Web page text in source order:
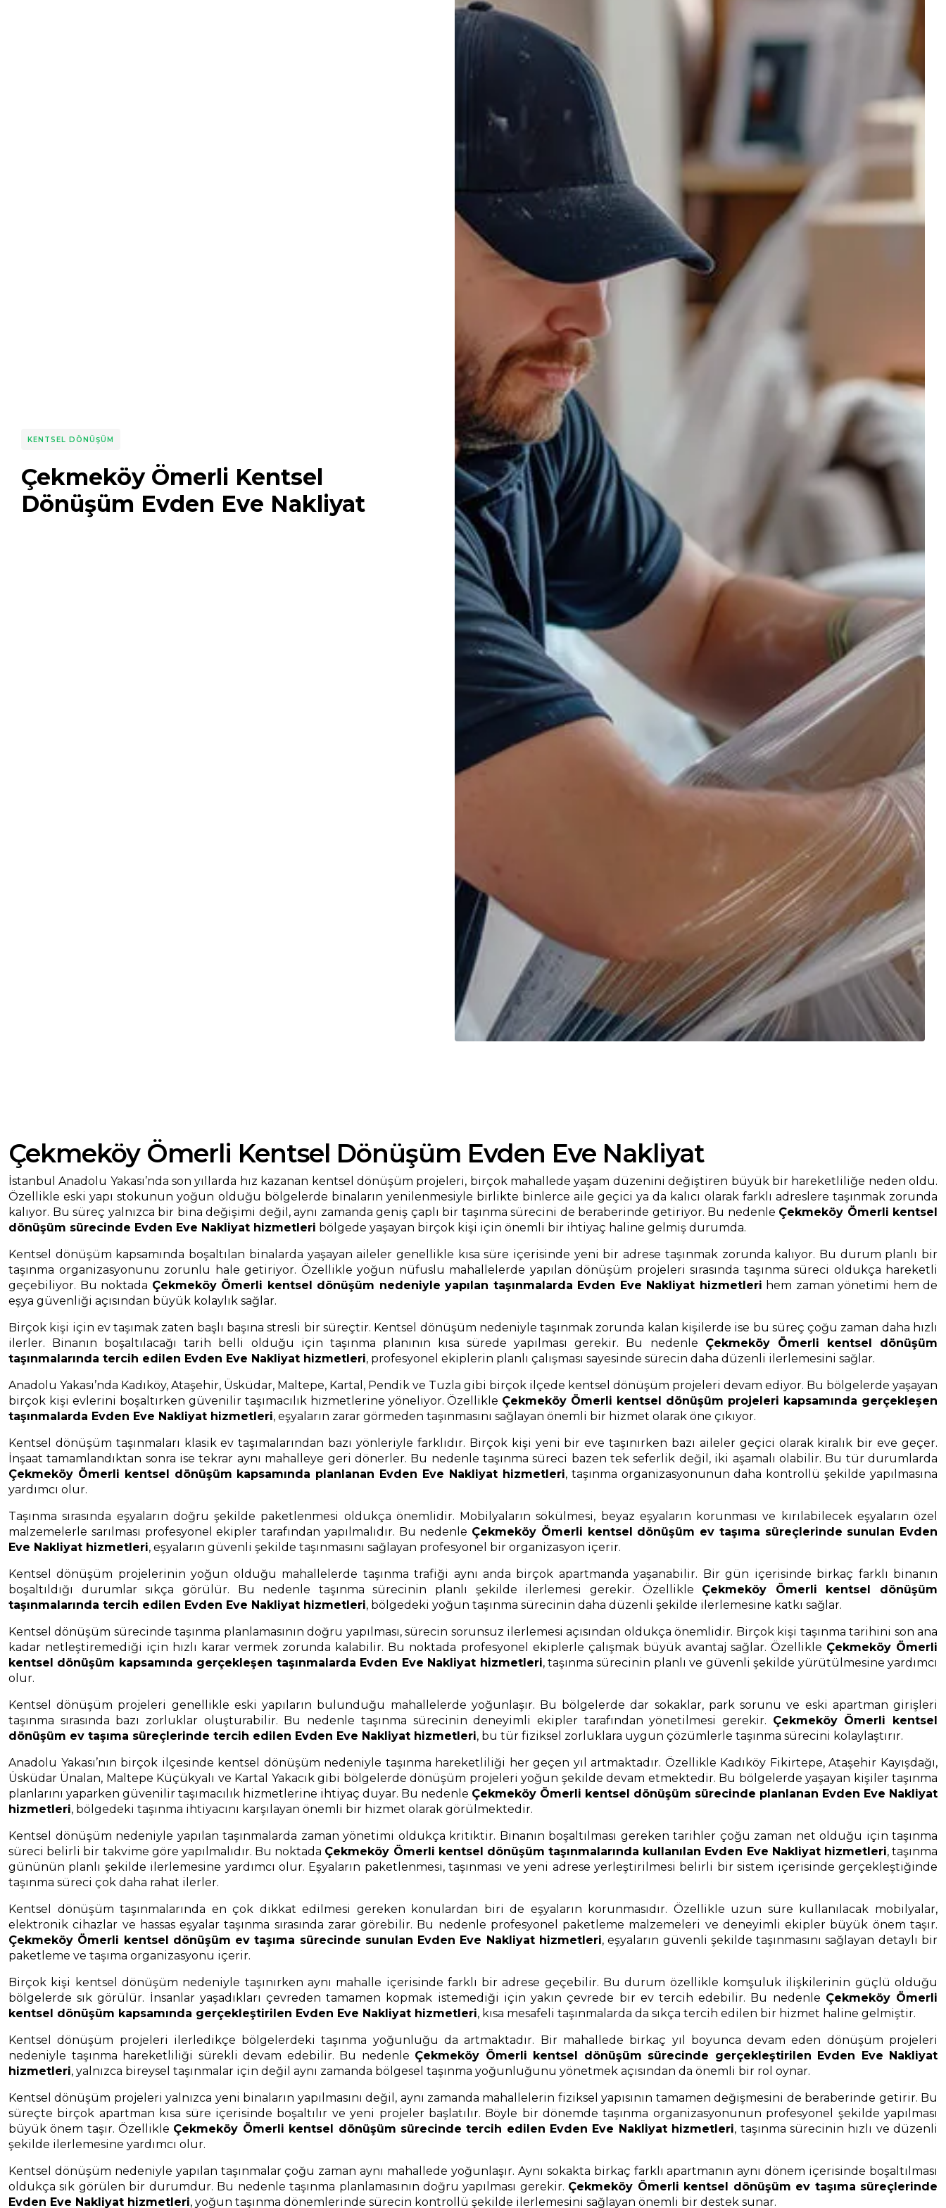
KENTSEL DÖNÜŞÜM
Çekmeköy Ömerli Kentsel
Dönüşüm Evden Eve Nakliyat
Çekmeköy Ömerli Kentsel Dönüşüm Evden Eve Nakliyat
İstanbul Anadolu Yakası’nda son yıllarda hız kazanan kentsel dönüşüm projeleri, birçok mahallede yaşam düzenini değiştiren büyük bir hareketliliğe neden oldu.
Özellikle eski yapı stokunun yoğun olduğu bölgelerde binaların yenilenmesiyle birlikte binlerce aile geçici ya da kalıcı olarak farklı adreslere taşınmak zorunda
kalıyor. Bu süreç yalnızca bir bina değişimi değil, aynı zamanda geniş çaplı bir taşınma sürecini de beraberinde getiriyor. Bu nedenle Çekmeköy Ömerli kentsel
dönüşüm sürecinde Evden Eve Nakliyat hizmetleri bölgede yaşayan birçok kişi için önemli bir ihtiyaç haline gelmiş durumda.
Kentsel dönüşüm kapsamında boşaltılan binalarda yaşayan aileler genellikle kısa süre içerisinde yeni bir adrese taşınmak zorunda kalıyor. Bu durum planlı bir
taşınma organizasyonunu zorunlu hale getiriyor. Özellikle yoğun nüfuslu mahallelerde yapılan dönüşüm projeleri sırasında taşınma süreci oldukça hareketli
geçebiliyor. Bu noktada Çekmeköy Ömerli kentsel dönüşüm nedeniyle yapılan taşınmalarda Evden Eve Nakliyat hizmetleri hem zaman yönetimi hem de
eşya güvenliği açısından büyük kolaylık sağlar.
Birçok kişi için ev taşımak zaten başlı başına stresli bir süreçtir. Kentsel dönüşüm nedeniyle taşınmak zorunda kalan kişilerde ise bu süreç çoğu zaman daha hızlı
ilerler. Binanın boşaltılacağı tarih belli olduğu için taşınma planının kısa sürede yapılması gerekir. Bu nedenle Çekmeköy Ömerli kentsel dönüşüm
taşınmalarında tercih edilen Evden Eve Nakliyat hizmetleri, profesyonel ekiplerin planlı çalışması sayesinde sürecin daha düzenli ilerlemesini sağlar.
Anadolu Yakası’nda Kadıköy, Ataşehir, Üsküdar, Maltepe, Kartal, Pendik ve Tuzla gibi birçok ilçede kentsel dönüşüm projeleri devam ediyor. Bu bölgelerde yaşayan
birçok kişi evlerini boşaltırken güvenilir taşımacılık hizmetlerine yöneliyor. Özellikle Çekmeköy Ömerli kentsel dönüşüm projeleri kapsamında gerçekleşen
taşınmalarda Evden Eve Nakliyat hizmetleri, eşyaların zarar görmeden taşınmasını sağlayan önemli bir hizmet olarak öne çıkıyor.
Kentsel dönüşüm taşınmaları klasik ev taşımalarından bazı yönleriyle farklıdır. Birçok kişi yeni bir eve taşınırken bazı aileler geçici olarak kiralık bir eve geçer.
İnşaat tamamlandıktan sonra ise tekrar aynı mahalleye geri dönerler. Bu nedenle taşınma süreci bazen tek seferlik değil, iki aşamalı olabilir. Bu tür durumlarda
Çekmeköy Ömerli kentsel dönüşüm kapsamında planlanan Evden Eve Nakliyat hizmetleri, taşınma organizasyonunun daha kontrollü şekilde yapılmasına
yardımcı olur.
Taşınma sırasında eşyaların doğru şekilde paketlenmesi oldukça önemlidir. Mobilyaların sökülmesi, beyaz eşyaların korunması ve kırılabilecek eşyaların özel
malzemelerle sarılması profesyonel ekipler tarafından yapılmalıdır. Bu nedenle Çekmeköy Ömerli kentsel dönüşüm ev taşıma süreçlerinde sunulan Evden
Eve Nakliyat hizmetleri, eşyaların güvenli şekilde taşınmasını sağlayan profesyonel bir organizasyon içerir.
Kentsel dönüşüm projelerinin yoğun olduğu mahallelerde taşınma trafiği aynı anda birçok apartmanda yaşanabilir. Bir gün içerisinde birkaç farklı binanın
boşaltıldığı durumlar sıkça görülür. Bu nedenle taşınma sürecinin planlı şekilde ilerlemesi gerekir. Özellikle Çekmeköy Ömerli kentsel dönüşüm
taşınmalarında tercih edilen Evden Eve Nakliyat hizmetleri, bölgedeki yoğun taşınma sürecinin daha düzenli şekilde ilerlemesine katkı sağlar.
Kentsel dönüşüm sürecinde taşınma planlamasının doğru yapılması, sürecin sorunsuz ilerlemesi açısından oldukça önemlidir. Birçok kişi taşınma tarihini son ana
kadar netleştiremediği için hızlı karar vermek zorunda kalabilir. Bu noktada profesyonel ekiplerle çalışmak büyük avantaj sağlar. Özellikle Çekmeköy Ömerli
kentsel dönüşüm kapsamında gerçekleşen taşınmalarda Evden Eve Nakliyat hizmetleri, taşınma sürecinin planlı ve güvenli şekilde yürütülmesine yardımcı
olur.
Kentsel dönüşüm projeleri genellikle eski yapıların bulunduğu mahallelerde yoğunlaşır. Bu bölgelerde dar sokaklar, park sorunu ve eski apartman girişleri
taşınma sırasında bazı zorluklar oluşturabilir. Bu nedenle taşınma sürecinin deneyimli ekipler tarafından yönetilmesi gerekir. Çekmeköy Ömerli kentsel
dönüşüm ev taşıma süreçlerinde tercih edilen Evden Eve Nakliyat hizmetleri, bu tür fiziksel zorluklara uygun çözümlerle taşınma sürecini kolaylaştırır.
Anadolu Yakası’nın birçok ilçesinde kentsel dönüşüm nedeniyle taşınma hareketliliği her geçen yıl artmaktadır. Özellikle Kadıköy Fikirtepe, Ataşehir Kayışdağı,
Üsküdar Ünalan, Maltepe Küçükyalı ve Kartal Yakacık gibi bölgelerde dönüşüm projeleri yoğun şekilde devam etmektedir. Bu bölgelerde yaşayan kişiler taşınma
planlarını yaparken güvenilir taşımacılık hizmetlerine ihtiyaç duyar. Bu nedenle Çekmeköy Ömerli kentsel dönüşüm sürecinde planlanan Evden Eve Nakliyat
hizmetleri, bölgedeki taşınma ihtiyacını karşılayan önemli bir hizmet olarak görülmektedir.
Kentsel dönüşüm nedeniyle yapılan taşınmalarda zaman yönetimi oldukça kritiktir. Binanın boşaltılması gereken tarihler çoğu zaman net olduğu için taşınma
süreci belirli bir takvime göre yapılmalıdır. Bu noktada Çekmeköy Ömerli kentsel dönüşüm taşınmalarında kullanılan Evden Eve Nakliyat hizmetleri, taşınma
gününün planlı şekilde ilerlemesine yardımcı olur. Eşyaların paketlenmesi, taşınması ve yeni adrese yerleştirilmesi belirli bir sistem içerisinde gerçekleştiğinde
taşınma süreci çok daha rahat ilerler.
Kentsel dönüşüm taşınmalarında en çok dikkat edilmesi gereken konulardan biri de eşyaların korunmasıdır. Özellikle uzun süre kullanılacak mobilyalar,
elektronik cihazlar ve hassas eşyalar taşınma sırasında zarar görebilir. Bu nedenle profesyonel paketleme malzemeleri ve deneyimli ekipler büyük önem taşır.
Çekmeköy Ömerli kentsel dönüşüm ev taşıma sürecinde sunulan Evden Eve Nakliyat hizmetleri, eşyaların güvenli şekilde taşınmasını sağlayan detaylı bir
paketleme ve taşıma organizasyonu içerir.
Birçok kişi kentsel dönüşüm nedeniyle taşınırken aynı mahalle içerisinde farklı bir adrese geçebilir. Bu durum özellikle komşuluk ilişkilerinin güçlü olduğu
bölgelerde sık görülür. İnsanlar yaşadıkları çevreden tamamen kopmak istemediği için yakın çevrede bir ev tercih edebilir. Bu nedenle Çekmeköy Ömerli
kentsel dönüşüm kapsamında gerçekleştirilen Evden Eve Nakliyat hizmetleri, kısa mesafeli taşınmalarda da sıkça tercih edilen bir hizmet haline gelmiştir.
Kentsel dönüşüm projeleri ilerledikçe bölgelerdeki taşınma yoğunluğu da artmaktadır. Bir mahallede birkaç yıl boyunca devam eden dönüşüm projeleri
nedeniyle taşınma hareketliliği sürekli devam edebilir. Bu nedenle Çekmeköy Ömerli kentsel dönüşüm sürecinde gerçekleştirilen Evden Eve Nakliyat
hizmetleri, yalnızca bireysel taşınmalar için değil aynı zamanda bölgesel taşınma yoğunluğunu yönetmek açısından da önemli bir rol oynar.
Kentsel dönüşüm projeleri yalnızca yeni binaların yapılmasını değil, aynı zamanda mahallelerin fiziksel yapısının tamamen değişmesini de beraberinde getirir. Bu
süreçte birçok apartman kısa süre içerisinde boşaltılır ve yeni projeler başlatılır. Böyle bir dönemde taşınma organizasyonunun profesyonel şekilde yapılması
büyük önem taşır. Özellikle Çekmeköy Ömerli kentsel dönüşüm sürecinde tercih edilen Evden Eve Nakliyat hizmetleri, taşınma sürecinin hızlı ve düzenli
şekilde ilerlemesine yardımcı olur.
Kentsel dönüşüm nedeniyle yapılan taşınmalar çoğu zaman aynı mahallede yoğunlaşır. Aynı sokakta birkaç farklı apartmanın aynı dönem içerisinde boşaltılması
oldukça sık görülen bir durumdur. Bu nedenle taşınma planlamasının doğru yapılması gerekir. Çekmeköy Ömerli kentsel dönüşüm ev taşıma süreçlerinde
Evden Eve Nakliyat hizmetleri, yoğun taşınma dönemlerinde sürecin kontrollü şekilde ilerlemesini sağlayan önemli bir destek sunar.